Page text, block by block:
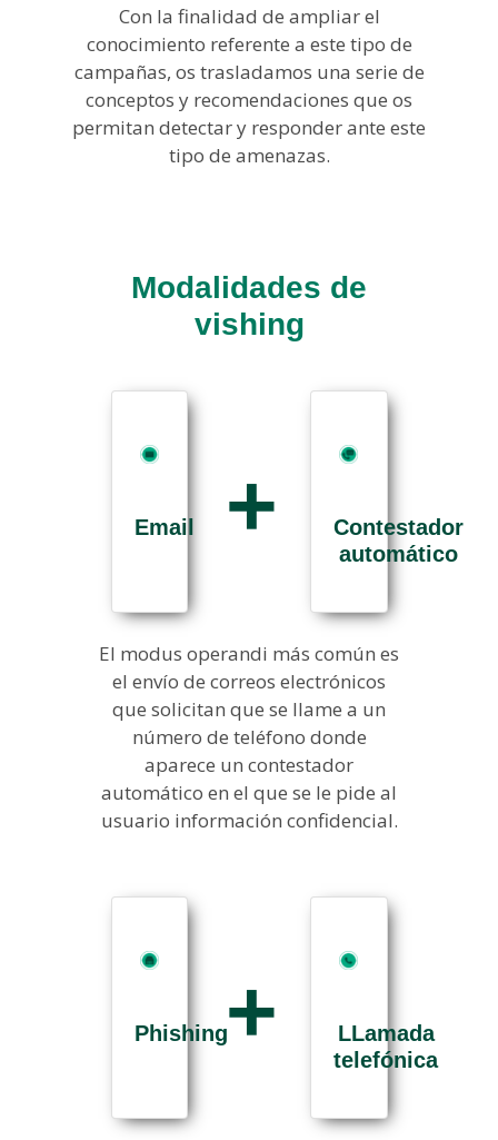
Con la finalidad de ampliar el
conocimiento referente a este tipo de
campañas, os trasladamos una serie de
conceptos y recomendaciones que os
permitan detectar y responder ante este
tipo de amenazas.
Modalidades de
vishing
Email
Contestador
automático
El modus operandi más común es
el envío de correos electrónicos
que solicitan que se llame a un
número de teléfono donde
aparece un contestador
automático en el que se le pide al
usuario información confidencial.
Phishing
LLamada
telefónica